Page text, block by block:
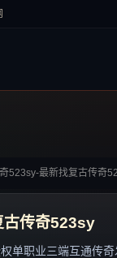
523sy-最新找复古传奇
古传奇523sy
单职业三端互通传